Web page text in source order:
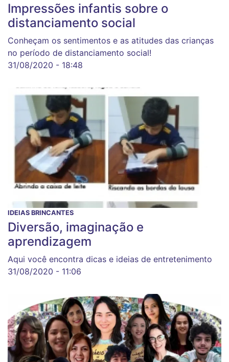
Impressões infantis sobre o
distanciamento social
Conheçam os sentimentos e as atitudes das crianças
no período de distanciamento social!
31/08/2020 - 18:48
IDEIAS BRINCANTES
Diversão, imaginação e
aprendizagem
Aqui você encontra dicas e ideias de entretenimento
31/08/2020 - 11:06